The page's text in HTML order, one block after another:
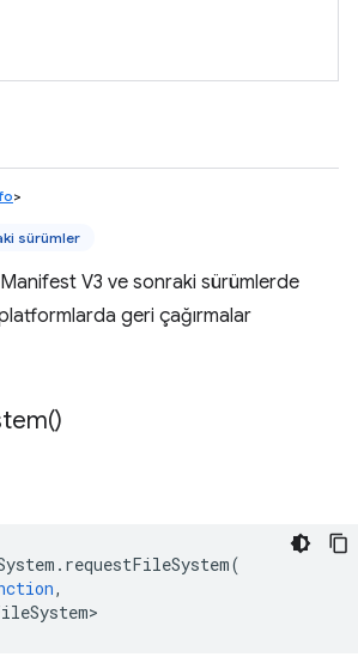
>
sürümler
V3 ve sonraki sürümlerde
geri çağırmalar
)
. requestFileSystem(
,